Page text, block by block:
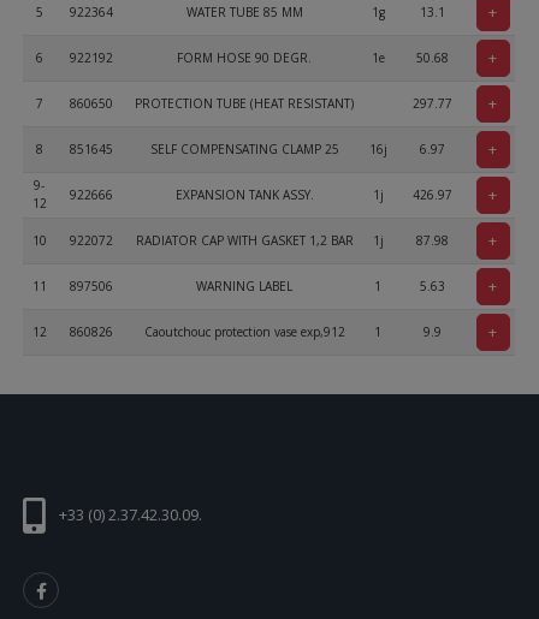
5 922364 WATER TUBE 85 MM 1g 13.1 +
6 922192 FORM HOSE 90 DEGR. 1e 50.68 +
7 860650 PROTECTION TUBE (HEAT RESISTANT) 297.77 +
8 851645 SELF COMPENSATING CLAMP 25 16j 6.97 +
9-
12
922666 EXPANSION TANK ASSY. 1j 426.97 +
10 922072 RADIATOR CAP WITH GASKET 1,2 BAR 1j 87.98 +
11 897506 WARNING LABEL 1 5.63 +
12 860826 Caoutchouc protection vase exp,912 1 9.9 +
922236 BENT SOCKET 80 DEGREES
17
+33 (0) 2.37.42.30.09.